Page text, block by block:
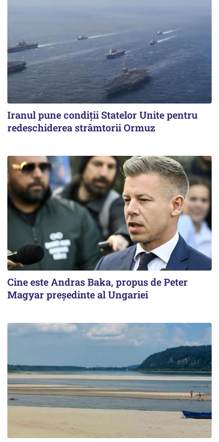
Iranul pune condiții Statelor Unite pentru
redeschiderea strâmtorii Ormuz
Cine este Andras Baka, propus de Peter
Magyar președinte al Ungariei